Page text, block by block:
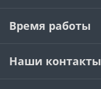
Время работы
Наши контакты